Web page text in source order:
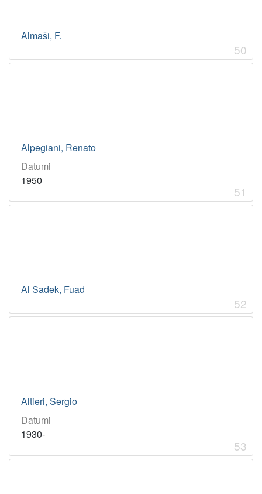
Almaši, F.
50
Alpegiani, Renato
Datumi
1950
51
Al Sadek, Fuad
52
Altieri, Sergio
Datumi
1930-
53